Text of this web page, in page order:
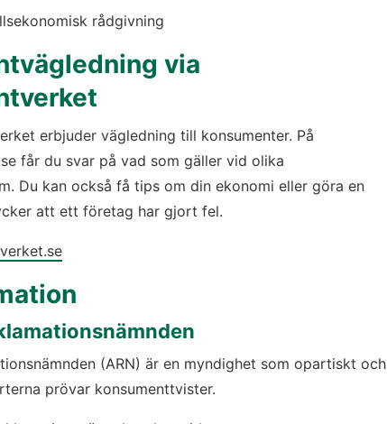
rådgivning
via
erbjuder vägledning till konsumenter. På
får du svar på vad som gäller vid olika
Du kan också få tips om din ekonomi eller göra en
att ett företag har gjort fel.
(ARN) är en myndighet som opartiskt och
prövar konsumenttvister.